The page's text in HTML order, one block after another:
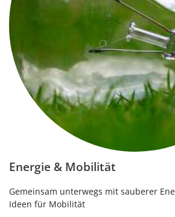
Energie & Mobilität
Gemeinsam unterwegs mit sauberer
Ideen für Mobilität